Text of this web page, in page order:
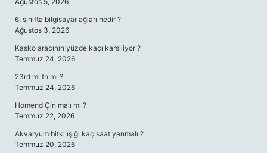
6. sınıfta bilgisayar ağları nedir ?
Ağustos 3, 2026
Kasko aracının yüzde kaçı karsiliyor ?
Temmuz 24, 2026
23rd mi th mi ?
Temmuz 24, 2026
Homend Çin malı mı ?
Temmuz 22, 2026
Akvaryum bitki ışığı kaç saat yanmalı ?
Temmuz 20, 2026